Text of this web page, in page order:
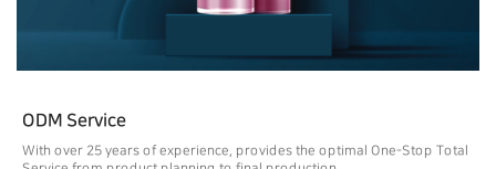
ODM Service
With over 25 years of experience, provides the optimal One-Stop Total